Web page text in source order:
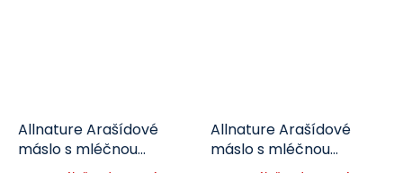
Allnature Arašídové
máslo s mléčnou
čokoládou 500g
Allnature Arašídové
máslo s mléčnou
čokoládou 220g